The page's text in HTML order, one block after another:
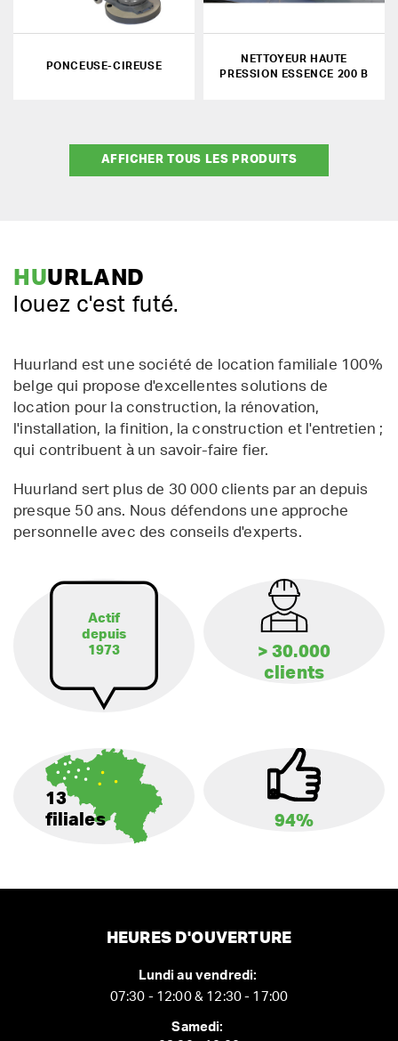
PONCEUSE-CIREUSE
NETTOYEUR HAUTE
PRESSION ESSENCE 200 B
AFFICHER TOUS LES PRODUITS
HUURLAND
louez c'est futé.
Huurland est une société de location familiale 100%
belge qui propose d'excellentes solutions de
location pour la construction, la rénovation,
l'installation, la finition, la construction et l'entretien ;
qui contribuent à un savoir-faire fier.
Huurland sert plus de 30 000 clients par an depuis
presque 50 ans. Nous défendons une approche
personnelle avec des conseils d'experts.
Actif
depuis
1973
> 30.000
clients
13
filiales
94%
HEURES D'OUVERTURE
Lundi au vendredi:
07:30 - 12:00 & 12:30 - 17:00
Samedi: